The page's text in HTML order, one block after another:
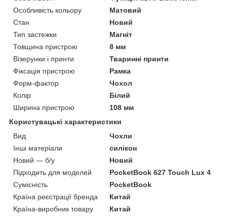
Особливість кольору
Матовий
Стан
Новий
Тип застежки
Магніт
Товщина пристрою
8 мм
Візерунки і принти
Тваринні принти
Фіксація пристрою
Рамка
Форм-фактор
Чохол
Колір
Білий
Ширина пристрою
108 мм
Користувацькі характеристики
Вид
Чохли
Інші матеріали
силікон
Новий — б/у
Новий
Підходить для моделей
PocketBook 627 Touch Lux 4
Сумісність
PocketBook
Країна реєстрації бренда
Китай
Країна-виробник товару
Китай